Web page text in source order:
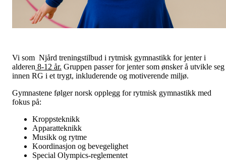
Vi som Njård treningstilbud i rytmisk gymnastikk for jenter i
alderen 8-12 år. Gruppen passer for jenter som ønsker å utvikle seg
innen RG i et trygt, inkluderende og motiverende miljø.
Gymnastene følger norsk opplegg for rytmisk gymnastikk med
fokus på:
Kroppsteknikk
Apparatteknikk
Musikk og rytme
Koordinasjon og bevegelighet
Special Olympics-reglementet